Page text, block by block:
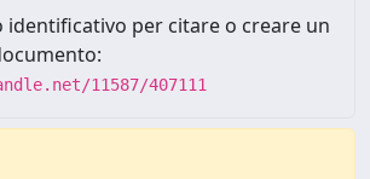
identificativo per citare o creare un
11587/407111